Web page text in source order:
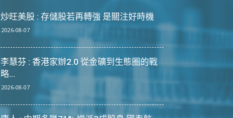
炒旺美股 : 存儲股若再轉強 是關注好時機
2026-08-07
李慧芬 : 香港家辦2.0 從金礦到生態圈的戰
略...
2026-08-07